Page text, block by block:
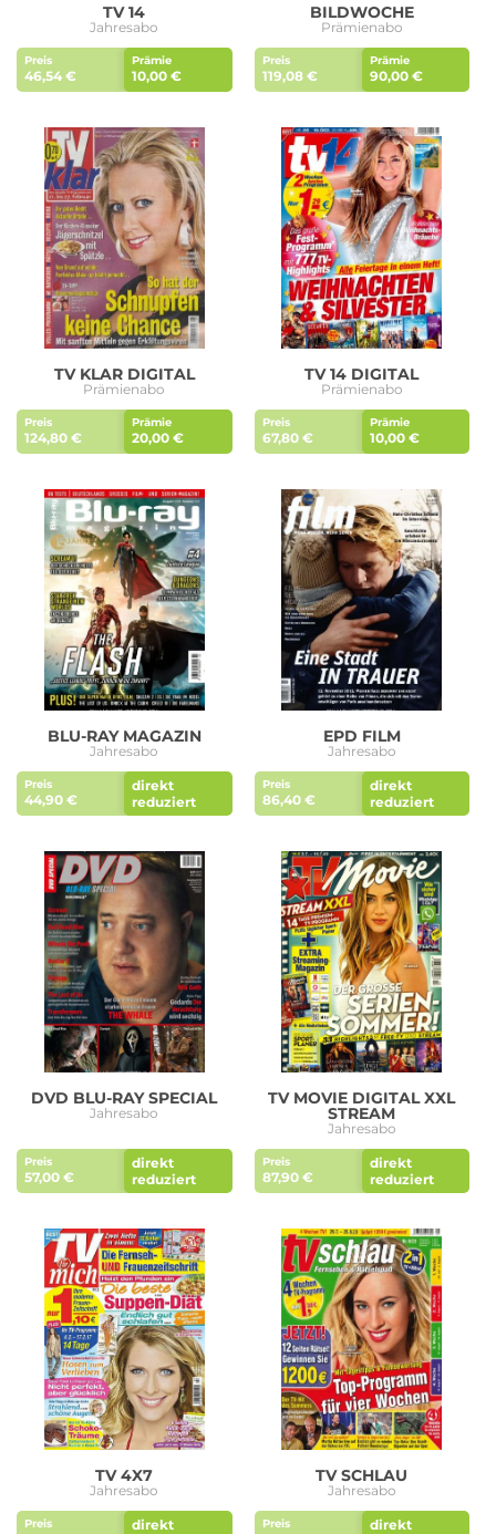
TV 14
Jahresabo
Preis
46,54 €
Prämie
10,00 €
BILDWOCHE
Prämienabo
Preis
119,08 €
Prämie
90,00 €
TV KLAR DIGITAL
Prämienabo
Preis
124,80 €
Prämie
20,00 €
TV 14 DIGITAL
Prämienabo
Preis
67,80 €
Prämie
10,00 €
BLU-RAY MAGAZIN
Jahresabo
Preis
44,90 €
direkt
reduziert
EPD FILM
Jahresabo
Preis
86,40 €
direkt
reduziert
DVD BLU-RAY SPECIAL
Jahresabo
Preis
57,00 €
direkt
reduziert
TV MOVIE DIGITAL XXL
STREAM
Jahresabo
Preis
87,90 €
direkt
reduziert
TV 4X7
Jahresabo
Preis
direkt
TV SCHLAU
Jahresabo
Preis
direkt